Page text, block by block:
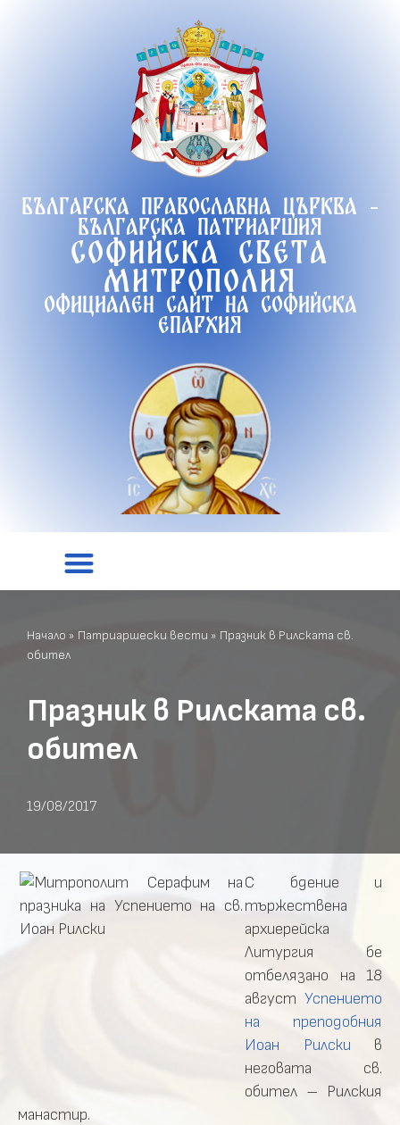
Българска православна църква -
Българска патриаршия
Софийска света
митрополия
Официален сайт на софийска
епархия
Начало » Патриаршески вести » Празник в Рилската св.
обител
Празник в Рилската св.
обител
19/08/2017
С бдение и
тържествена
архиерейска
Литургия бе
отбелязано на 18
август Успението
на преподобния
Иоан Рилски в
неговата св.
обител – Рилския
манастир.